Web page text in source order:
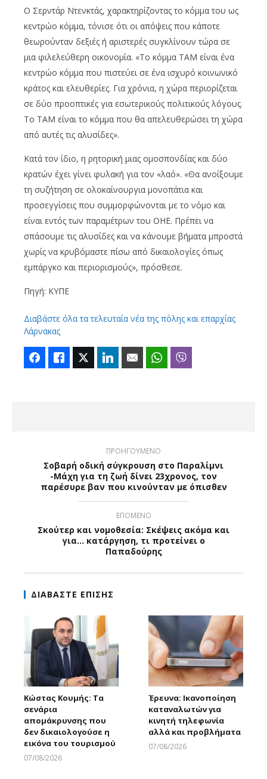
Ο Σερντάρ Ντενκτάς, χαρακτηρίζοντας το κόμμα του ως
κεντρώο κόμμα, τόνισε ότι οι απόψεις που κάποτε
θεωρούνταν δεξιές ή αριστερές συγκλίνουν τώρα σε
μια φιλελεύθερη οικονομία. «Το κόμμα TAM είναι ένα
κεντρώο κόμμα που πιστεύει σε ένα ισχυρό κοινωνικό
κράτος και ελευθερίες. Για χρόνια, η χώρα περιορίζεται
σε δύο προοπτικές για εσωτερικούς πολιτικούς λόγους.
Το TAM είναι το κόμμα που θα απελευθερώσει τη χώρα
από αυτές τις αλυσίδες».
Κατά τον ίδιο, η ρητορική μιας ομοσπονδίας και δύο
κρατών έχει γίνει φυλακή για τον «λαό». «Θα ανοίξουμε
τη συζήτηση σε ολοκαίνουργια μονοπάτια και
προσεγγίσεις που συμμορφώνονται με το νόμο και
είναι εντός των παραμέτρων του ΟΗΕ. Πρέπει να
σπάσουμε τις αλυσίδες και να κάνουμε βήματα μπροστά
χωρίς να κρυβόμαστε πίσω από δικαιολογίες όπως
εμπάργκο και περιορισμούς», πρόσθεσε.
Πηγή: ΚΥΠΕ
Διαβάστε όλα τα τελευταία νέα της πόλης και επαρχίας
Λάρνακας
FacebookLike Twitter LinkedIn Email WhatsApp
ΠΡΟΗΓΟΥΜΕΝΟ
Σοβαρή οδική σύγκρουση στο Παραλίμνι
-Μάχη για τη ζωή δίνει 23χρονος, τον
παρέσυρε βαν που κινούνταν με όπισθεν
ΕΠΟΜΕΝΟ
Σκούτερ και νομοθεσία: Σκέψεις ακόμα και
για… κατάργηση, τι προτείνει ο
Παπαδούρης
ΔΙΑΒΑΣΤΕ ΕΠΙΣΗΣ
Κώστας Κουμής: Τα
σενάρια
απομάκρυνσης που
δεν δικαιολογούσε η
εικόνα του τουρισμού
07/08/2026
Έρευνα: Ικανοποίηση
καταναλωτών για
κινητή τηλεφωνία
αλλά και προβλήματα
07/08/2026